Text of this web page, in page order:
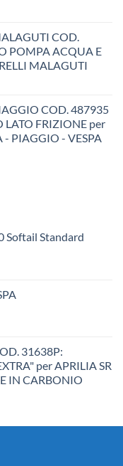
COD.
POMPA ACQUA E
MALAGUTI
COD. 487935
LATO FRIZIONE per
- PIAGGIO - VESPA
Softail Standard
31638P:
per APRILIA SR
IN CARBONIO